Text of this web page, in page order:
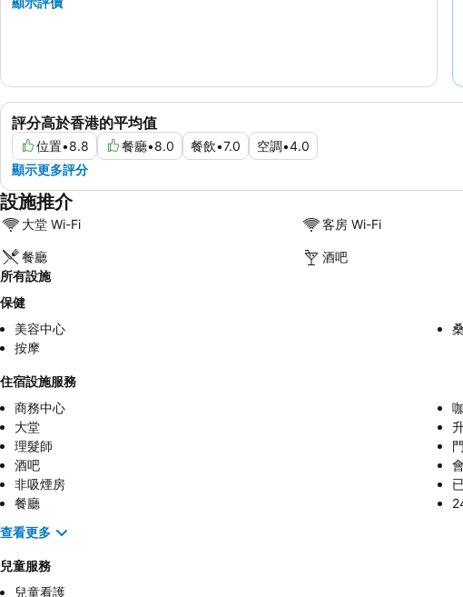
評分高於香港的平均值
位置•8.8 餐廳•8.0 餐飲•7.0 空調•4.0
顯示更多評分
設施推介
大堂 Wi-Fi 客房 Wi-Fi
餐廳
酒吧
所有設施
保健
美容中心
按摩
住宿設施服務
商務中心
大堂
理髮師
酒吧
非吸煙房
餐廳
查看更多
兒童服務
兒童看護